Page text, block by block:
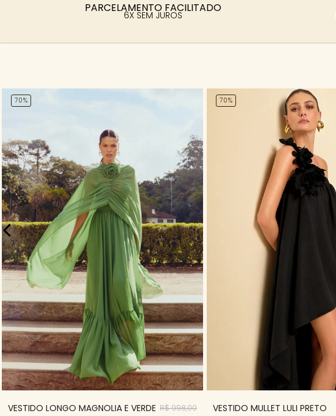
PARCELAMENTO FACILITADO
6X SEM JUROS
70%
VESTIDO LONGO MAGNOLIA E VERDE R$ 998,00
70%
VESTIDO MULLET LULI PRETO